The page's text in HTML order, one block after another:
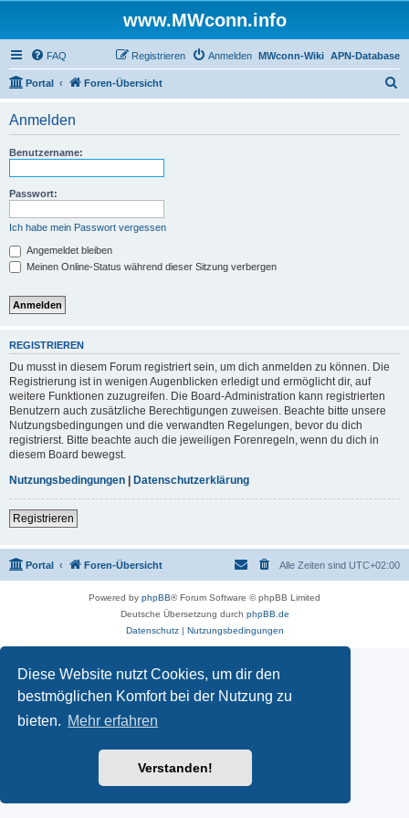
Diese Website nutzt Cookies, um dir den
bestmöglichen Komfort bei der Nutzung zu
bieten. Mehr erfahren
Verstanden!
www.MWconn.info
FAQ APN-Database
MWconn-Wiki
Anmelden
Registrieren
Portal Foren-Übersicht
Anmelden
Benutzername:
Passwort:
Ich habe mein Passwort vergessen
Angemeldet bleiben
Meinen Online-Status während dieser Sitzung verbergen
REGISTRIEREN
Du musst in diesem Forum registriert sein, um dich anmelden zu können. Die
Registrierung ist in wenigen Augenblicken erledigt und ermöglicht dir, auf
weitere Funktionen zuzugreifen. Die Board-Administration kann registrierten
Benutzern auch zusätzliche Berechtigungen zuweisen. Beachte bitte unsere
Nutzungsbedingungen und die verwandten Regelungen, bevor du dich
registrierst. Bitte beachte auch die jeweiligen Forenregeln, wenn du dich in
diesem Board bewegst.
Nutzungsbedingungen | Datenschutzerklärung
Registrieren
Portal Foren-Übersicht Alle Zeiten sind UTC+02:00
Powered by phpBB® Forum Software © phpBB Limited
Deutsche Übersetzung durch phpBB.de
Datenschutz| Nutzungsbedingungen